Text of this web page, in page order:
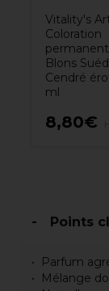
Vitality's
Coloration
Blons
Cendré
ml
8,80€
Points
Parfum
Mélange